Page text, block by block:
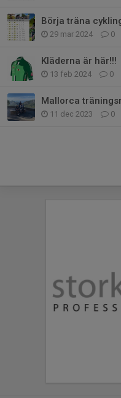
29 mar 2024 0
Kläderna är här!!!
13 feb 2024 0
Mallorca
11 dec 2023 0